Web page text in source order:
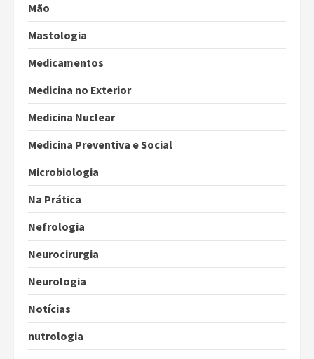
Mão
Mastologia
Medicamentos
Medicina no Exterior
Medicina Nuclear
Medicina Preventiva e Social
Microbiologia
Na Prática
Nefrologia
Neurocirurgia
Neurologia
Notícias
nutrologia